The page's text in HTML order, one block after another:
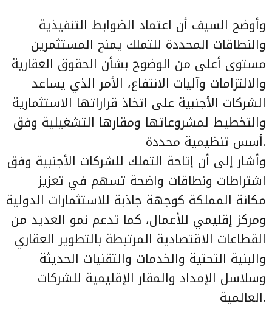
وأوضح السيف أن اعتماد الضوابط التنفيذية
والنطاقات المحددة للتملك يمنح المستثمرين
مستوى أعلى من الوضوح بشأن الحقوق العقارية
والالتزامات وآليات الانتفاع، الأمر الذي يساعد
الشركات الأجنبية على اتخاذ قراراتها الاستثمارية
والتخطيط لمشروعاتها ومقارها التشغيلية وفق
أسس تنظيمية محددة.
وأشار إلى أن إتاحة التملك للشركات الأجنبية وفق
اشتراطات ونطاقات واضحة تسهم في تعزيز
مكانة المملكة كوجهة جاذبة للاستثمارات الدولية
ومركز إقليمي للأعمال، كما تدعم نمو العديد من
القطاعات الاقتصادية المرتبطة بالتطوير العقاري
والبنية التحتية والخدمات والتقنيات الحديثة
وسلاسل الإمداد والمقار الإقليمية للشركات
العالمية.